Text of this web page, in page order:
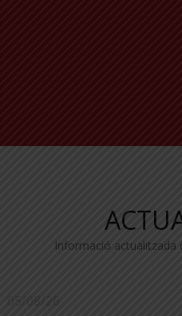
Informació actualitzada
05/08/26